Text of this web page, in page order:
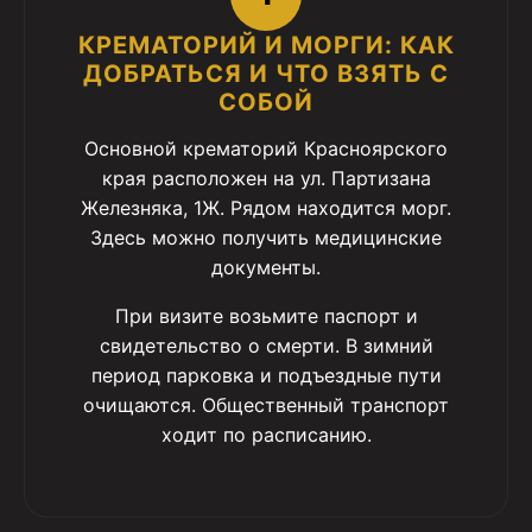
КРЕМАТОРИЙ И МОРГИ: КАК
ДОБРАТЬСЯ И ЧТО ВЗЯТЬ С
СОБОЙ
Основной крематорий Красноярского
края расположен на ул. Партизана
Железняка, 1Ж. Рядом находится морг.
Здесь можно получить медицинские
документы.
При визите возьмите паспорт и
свидетельство о смерти. В зимний
период парковка и подъездные пути
очищаются. Общественный транспорт
ходит по расписанию.